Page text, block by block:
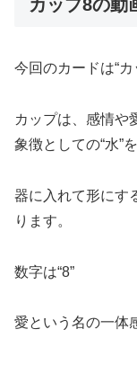
カップ8の動
今回のカードは“カ
カップは、感情や
象徴としての“水”
器に入れて形にす
ります。
数字は“8”
愛という名の一体